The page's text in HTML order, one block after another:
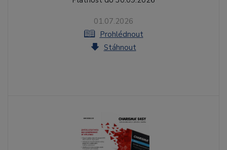
01.07.2026
Prohlédnout
Stáhnout